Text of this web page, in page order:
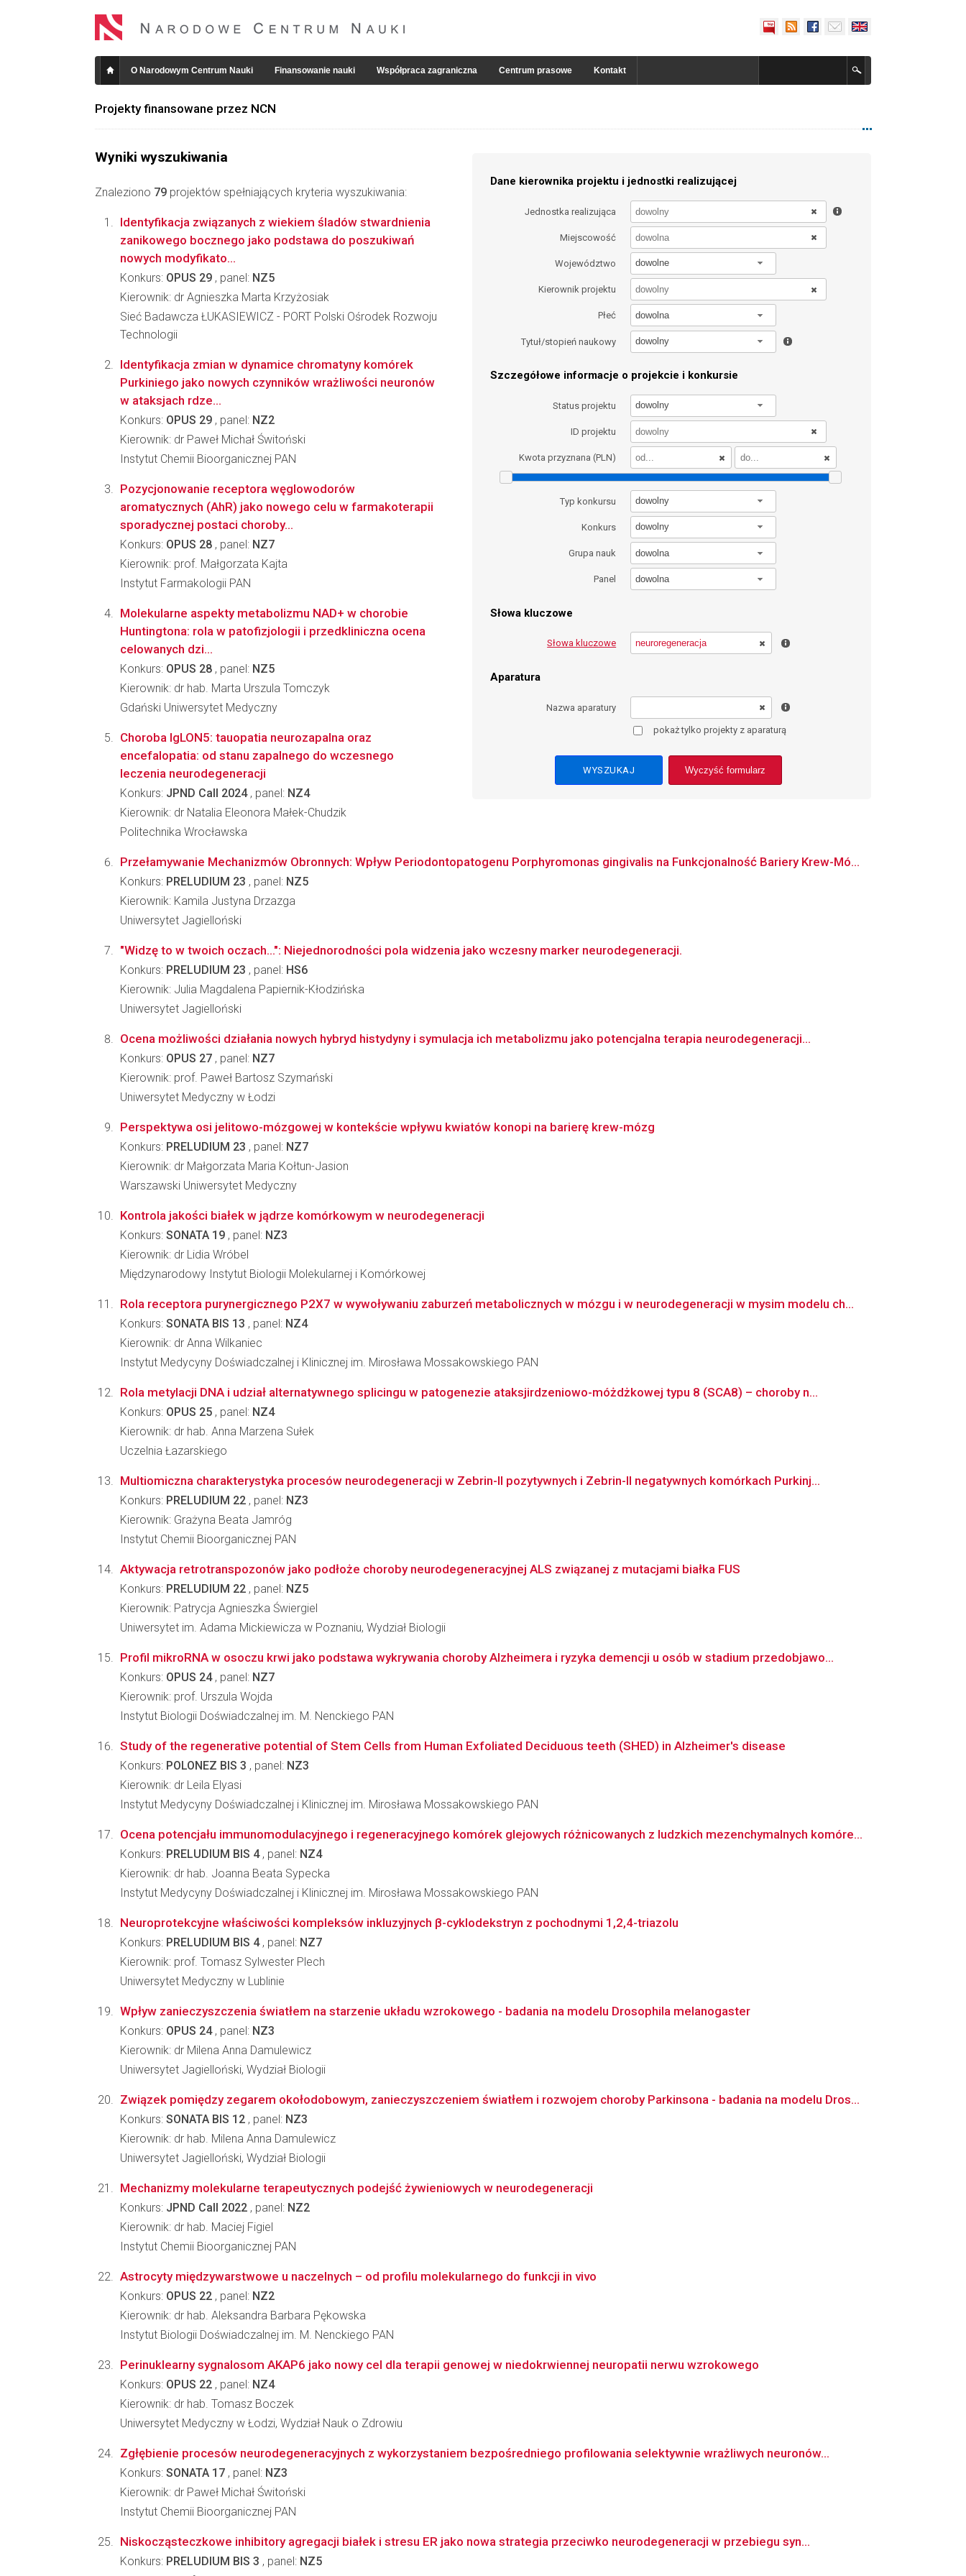
O Narodowym Centrum Nauki Finansowanie nauki Współpraca zagraniczna Centrum prasowe Kontakt
Projekty finansowane przez NCN
Wyniki wyszukiwania
Znaleziono 79 projektów spełniających kryteria wyszukiwania:
Dane kierownika projektu i jednostki realizującej
Jednostka realizująca
Miejscowość
Województwo dowolne
Kierownik projektu
Płeć dowolna
Tytuł/stopień naukowy dowolny
Szczegółowe informacje o projekcie i konkursie
Status projektu dowolny
ID projektu
Kwota przyznana (PLN)
Typ konkursu dowolny
Konkurs dowolny
Grupa nauk dowolna
Panel dowolna
Słowa kluczowe
Słowa kluczowe
Aparatura
Nazwa aparatury
pokaż tylko projekty z aparaturą
Wyczyść formularz
Identyfikacja związanych z wiekiem śladów stwardnienia
zanikowego bocznego jako podstawa do poszukiwań
nowych modyfikato...
Konkurs: OPUS 29 , panel: NZ5
Kierownik: dr Agnieszka Marta Krzyżosiak
Sieć Badawcza ŁUKASIEWICZ - PORT Polski Ośrodek Rozwoju
Technologii
Identyfikacja zmian w dynamice chromatyny komórek
Purkiniego jako nowych czynników wrażliwości neuronów
w ataksjach rdze...
Konkurs: OPUS 29 , panel: NZ2
Kierownik: dr Paweł Michał Świtoński
Instytut Chemii Bioorganicznej PAN
Pozycjonowanie receptora węglowodorów
aromatycznych (AhR) jako nowego celu w farmakoterapii
sporadycznej postaci choroby...
Konkurs: OPUS 28 , panel: NZ7
Kierownik: prof. Małgorzata Kajta
Instytut Farmakologii PAN
Molekularne aspekty metabolizmu NAD+ w chorobie
Huntingtona: rola w patofizjologii i przedkliniczna ocena
celowanych dzi...
Konkurs: OPUS 28 , panel: NZ5
Kierownik: dr hab. Marta Urszula Tomczyk
Gdański Uniwersytet Medyczny
Choroba IgLON5: tauopatia neurozapalna oraz
encefalopatia: od stanu zapalnego do wczesnego
leczenia neurodegeneracji
Konkurs: JPND Call 2024, panel: NZ4
Kierownik: dr Natalia Eleonora Małek-Chudzik
Politechnika Wrocławska
Przełamywanie Mechanizmów Obronnych: Wpływ Periodontopatogenu Porphyromonas gingivalis na Funkcjonalność Bariery Krew-Mó...
Konkurs: PRELUDIUM 23 , panel: NZ5
Kierownik: Kamila Justyna Drzazga
Uniwersytet Jagielloński
"Widzę to w twoich oczach...": Niejednorodności pola widzenia jako wczesny marker neurodegeneracji.
Konkurs: PRELUDIUM 23 , panel: HS6
Kierownik: Julia Magdalena Papiernik-Kłodzińska
Uniwersytet Jagielloński
Ocena możliwości działania nowych hybryd histydyny i symulacja ich metabolizmu jako potencjalna terapia neurodegeneracji...
Konkurs: OPUS 27 , panel: NZ7
Kierownik: prof. Paweł Bartosz Szymański
Uniwersytet Medyczny w Łodzi
Perspektywa osi jelitowo-mózgowej w kontekście wpływu kwiatów konopi na barierę krew-mózg
Konkurs: PRELUDIUM 23 , panel: NZ7
Kierownik: dr Małgorzata Maria Kołtun-Jasion
Warszawski Uniwersytet Medyczny
Kontrola jakości białek w jądrze komórkowym w neurodegeneracji
Konkurs: SONATA 19 , panel: NZ3
Kierownik: dr Lidia Wróbel
Międzynarodowy Instytut Biologii Molekularnej i Komórkowej
Rola receptora purynergicznego P2X7 w wywoływaniu zaburzeń metabolicznych w mózgu i w neurodegeneracji w mysim modelu ch...
Konkurs: SONATA BIS 13 , panel: NZ4
Kierownik: dr Anna Wilkaniec
Instytut Medycyny Doświadczalnej i Klinicznej im. Mirosława Mossakowskiego PAN
Rola metylacji DNA i udział alternatywnego splicingu w patogenezie ataksjirdzeniowo-móżdżkowej typu 8 (SCA8) – choroby n...
Konkurs: OPUS 25 , panel: NZ4
Kierownik: dr hab. Anna Marzena Sułek
Uczelnia Łazarskiego
Multiomiczna charakterystyka procesów neurodegeneracji w Zebrin-II pozytywnych i Zebrin-II negatywnych komórkach Purkinj...
Konkurs: PRELUDIUM 22 , panel: NZ3
Kierownik: Grażyna Beata Jamróg
Instytut Chemii Bioorganicznej PAN
Aktywacja retrotranspozonów jako podłoże choroby neurodegeneracyjnej ALS związanej z mutacjami białka FUS
Konkurs: PRELUDIUM 22 , panel: NZ5
Kierownik: Patrycja Agnieszka Świergiel
Uniwersytet im. Adama Mickiewicza w Poznaniu, Wydział Biologii
Profil mikroRNA w osoczu krwi jako podstawa wykrywania choroby Alzheimera i ryzyka demencji u osób w stadium przedobjawo...
Konkurs: OPUS 24, panel: NZ7
Kierownik: prof. Urszula Wojda
Instytut Biologii Doświadczalnej im. M. Nenckiego PAN
Study of the regenerative potential of Stem Cells from Human Exfoliated Deciduous teeth (SHED) in Alzheimer's disease
Konkurs: POLONEZ BIS 3 , panel: NZ3
Kierownik: dr Leila Elyasi
Instytut Medycyny Doświadczalnej i Klinicznej im. Mirosława Mossakowskiego PAN
Ocena potencjału immunomodulacyjnego i regeneracyjnego komórek glejowych różnicowanych z ludzkich mezenchymalnych komóre...
Konkurs: PRELUDIUM BIS 4, panel: NZ4
Kierownik: dr hab. Joanna Beata Sypecka
Instytut Medycyny Doświadczalnej i Klinicznej im. Mirosława Mossakowskiego PAN
Neuroprotekcyjne właściwości kompleksów inkluzyjnych β-cyklodekstryn z pochodnymi 1,2,4-triazolu
Konkurs: PRELUDIUM BIS 4, panel: NZ7
Kierownik: prof. Tomasz Sylwester Plech
Uniwersytet Medyczny w Lublinie
Wpływ zanieczyszczenia światłem na starzenie układu wzrokowego - badania na modelu Drosophila melanogaster
Konkurs: OPUS 24, panel: NZ3
Kierownik: dr Milena Anna Damulewicz
Uniwersytet Jagielloński, Wydział Biologii
Związek pomiędzy zegarem okołodobowym, zanieczyszczeniem światłem i rozwojem choroby Parkinsona - badania na modelu Dros...
Konkurs: SONATA BIS 12 , panel: NZ3
Kierownik: dr hab. Milena Anna Damulewicz
Uniwersytet Jagielloński, Wydział Biologii
Mechanizmy molekularne terapeutycznych podejść żywieniowych w neurodegeneracji
Konkurs: JPND Call 2022 , panel: NZ2
Kierownik: dr hab. Maciej Figiel
Instytut Chemii Bioorganicznej PAN
Astrocyty międzywarstwowe u naczelnych – od profilu molekularnego do funkcji in vivo
Konkurs: OPUS 22 , panel: NZ2
Kierownik: dr hab. Aleksandra Barbara Pękowska
Instytut Biologii Doświadczalnej im. M. Nenckiego PAN
Perinuklearny sygnalosom AKAP6 jako nowy cel dla terapii genowej w niedokrwiennej neuropatii nerwu wzrokowego
Konkurs: OPUS 22 , panel: NZ4
Kierownik: dr hab. Tomasz Boczek
Uniwersytet Medyczny w Łodzi, Wydział Nauk o Zdrowiu
Zgłębienie procesów neurodegeneracyjnych z wykorzystaniem bezpośredniego profilowania selektywnie wrażliwych neuronów...
Konkurs: SONATA 17 , panel: NZ3
Kierownik: dr Paweł Michał Świtoński
Instytut Chemii Bioorganicznej PAN
Niskocząsteczkowe inhibitory agregacji białek i stresu ER jako nowa strategia przeciwko neurodegeneracji w przebiegu syn...
Konkurs: PRELUDIUM BIS 3 , panel: NZ5